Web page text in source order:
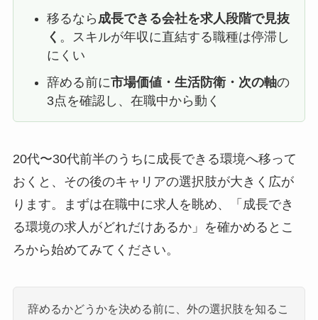
移るなら 成長できる会社を求人段階で見抜
く 。スキルが年収に直結する職種は停滞し
にくい
辞める前に市場価値・生活防衛・次の軸の
3点を確認し、在職中から動く
20代〜30代前半のうちに成長できる環境へ移って
おくと、その後のキャリアの選択肢が大きく広が
ります。まずは在職中に求人を眺め、「成長でき
る環境の求人がどれだけあるか」を確かめるとこ
ろから始めてみてください。
辞めるかどうかを決める前に、外の選択肢を知るこ